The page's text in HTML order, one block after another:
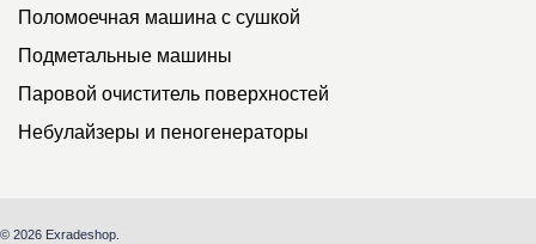
Поломоечная машина с сушкой
Подметальные машины
Паровой очиститель поверхностей
Небулайзеры и пеногенераторы
© 2026 Exradeshop.